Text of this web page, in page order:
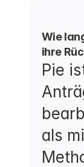
Wie
ihre
Pie
als